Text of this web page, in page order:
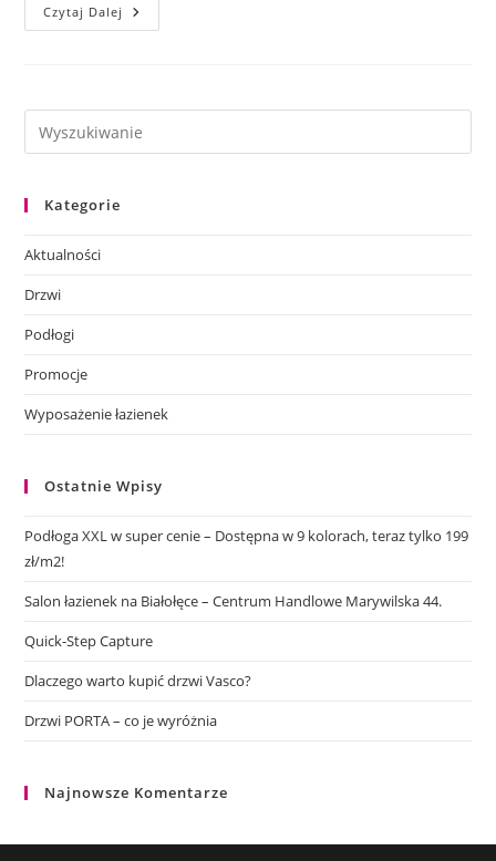
Czytaj Dalej Drzwi
Fornirowane
Kategorie
Aktualności
Drzwi
Podłogi
Promocje
Wyposażenie łazienek
Ostatnie Wpisy
Podłoga XXL w super cenie – Dostępna w 9 kolorach, teraz tylko 199
zł/m2!
Salon łazienek na Białołęce – Centrum Handlowe Marywilska 44.
Quick-Step Capture
Dlaczego warto kupić drzwi Vasco?
Drzwi PORTA – co je wyróżnia
Najnowsze Komentarze